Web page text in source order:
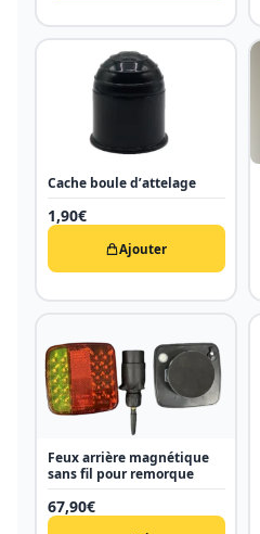
Cache boule d’attelage
1,90€
Ajouter
Feux arrière magnétique
sans fil pour remorque
67,90€